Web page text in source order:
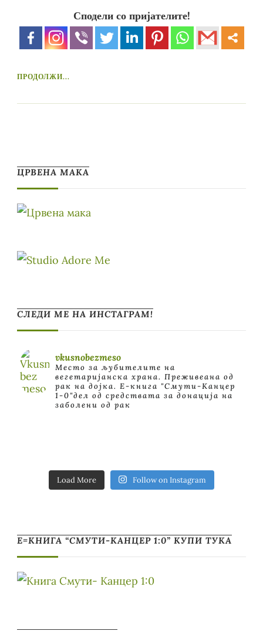
Сподели со пријателите!
ПРОДОЛЖИ...
ЦРВЕНА МАКА
СЛЕДИ МЕ НА ИНСТАГРАМ!
vkusnobezmeso
Место за љубителите на
вегетаријанска храна. Преживеана од
рак на дојка. E-книга "Смути-Канцер
1-0"дел од средствата за донација на
заболени од рак
Load More Follow on Instagram
Е=КНИГА “СМУТИ-КАНЦЕР 1:0” КУПИ ТУКА